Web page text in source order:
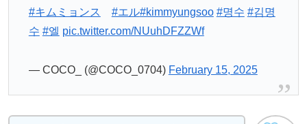
#キムミョンス
#エル#kimmyungsoo #명수 #김명
수 #엘 pic.twitter.com/NUuhDFZZWf
— COCO_ (@COCO_0704) February 15, 2025